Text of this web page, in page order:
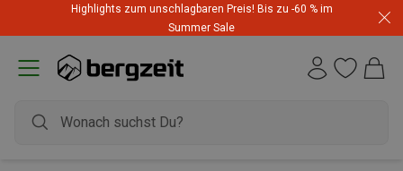
Highlights zum unschlagbaren Preis! Bis zu -60 % im
Summer Sale